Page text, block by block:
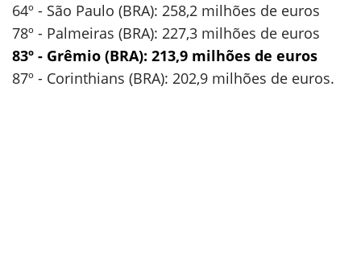
64º - São Paulo (BRA): 258,2 milhões de euros
78º - Palmeiras (BRA): 227,3 milhões de euros
83º - Grêmio (BRA): 213,9 milhões de euros
87º - Corinthians (BRA): 202,9 milhões de euros.